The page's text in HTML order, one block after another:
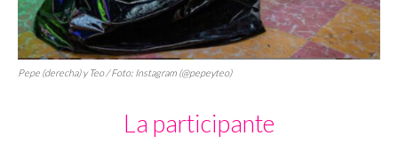
Pepe (derecha) y Teo / Foto: Instagram (@pepeyteo)
La participante